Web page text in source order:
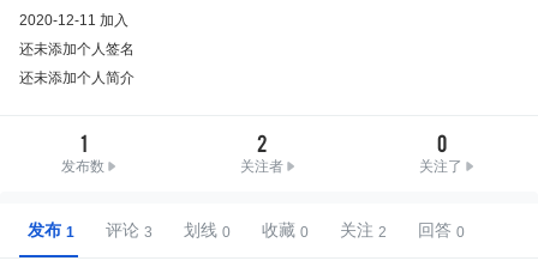
2020-12-11 加入
还未添加个人签名
还未添加个人简介
1
发布数
2
关注者
0
关注了
发布 评论 划线 收藏 关注 回答